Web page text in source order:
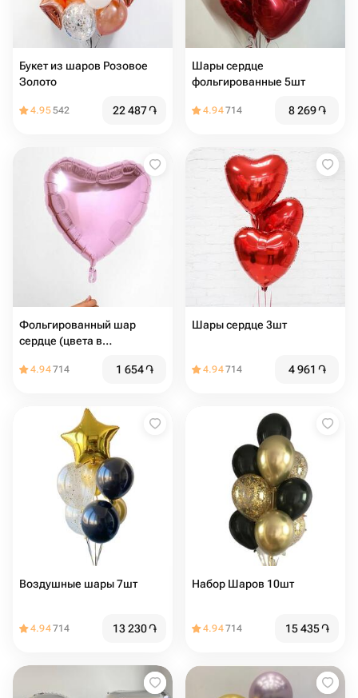
Букет из шаров Розовое
Золото
4.95542 22 487֏
Шары сердце
фольгированные 5шт
4.94714 8 269֏
Фольгированный шар
сердце (цвета в
4.94714 1 654֏
Шары сердце 3шт
4.94714 4 961 ֏
Воздушные шары 7шт
4.94714 13 230֏
Набор Шаров 10шт
4.94714 15 435֏